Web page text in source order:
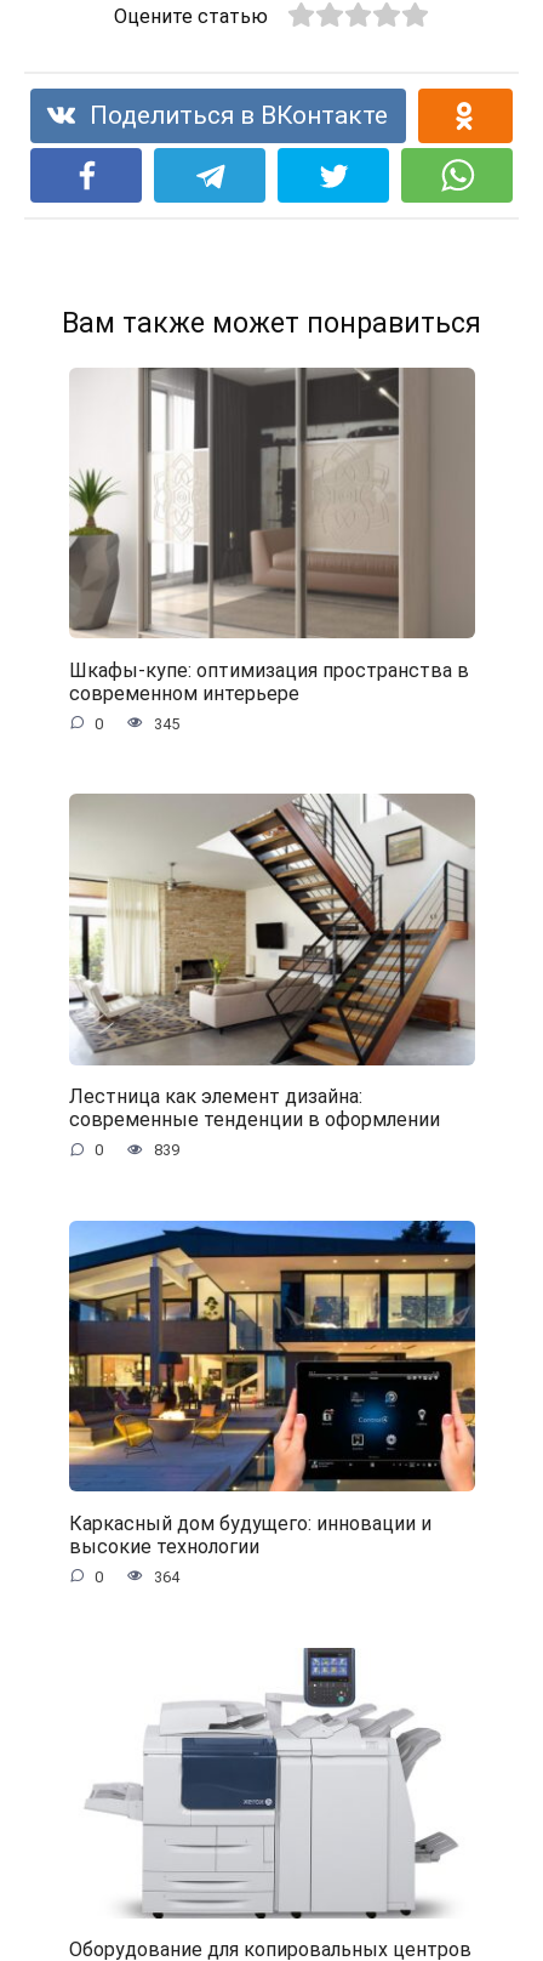
Оцените статью
Поделиться в ВКонтакте
Вам также может понравиться
Шкафы-купе: оптимизация пространства в
современном интерьере
0 345
Лестница как элемент дизайна:
современные тенденции в оформлении
0 839
Каркасный дом будущего: инновации и
высокие технологии
0 364
Оборудование для копировальных центров